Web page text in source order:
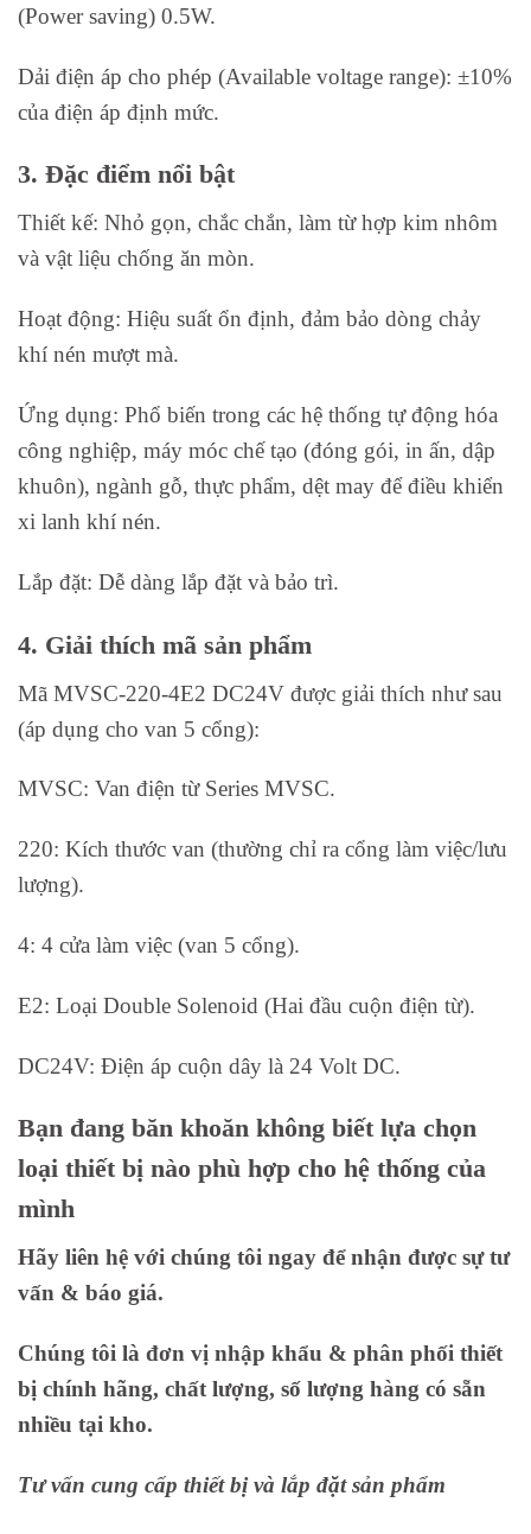
(Power saving) 0.5W.
Dải điện áp cho phép (Available voltage range): ±10%
của điện áp định mức.
3. Đặc điểm nổi bật
Thiết kế: Nhỏ gọn, chắc chắn, làm từ hợp kim nhôm
và vật liệu chống ăn mòn.
Hoạt động: Hiệu suất ổn định, đảm bảo dòng chảy
khí nén mượt mà.
Ứng dụng: Phổ biến trong các hệ thống tự động hóa
công nghiệp, máy móc chế tạo (đóng gói, in ấn, dập
khuôn), ngành gỗ, thực phẩm, dệt may để điều khiển
xi lanh khí nén.
Lắp đặt: Dễ dàng lắp đặt và bảo trì.
4. Giải thích mã sản phẩm
Mã MVSC-220-4E2 DC24V được giải thích như sau
(áp dụng cho van 5 cổng):
MVSC: Van điện từ Series MVSC.
220: Kích thước van (thường chỉ ra cổng làm việc/lưu
lượng).
4: 4 cửa làm việc (van 5 cổng).
E2: Loại Double Solenoid (Hai đầu cuộn điện từ).
DC24V: Điện áp cuộn dây là 24 Volt DC.
Bạn đang băn khoăn không biết lựa chọn
loại thiết bị nào phù hợp cho hệ thống của
mình
Hãy liên hệ với chúng tôi ngay để nhận được sự tư
vấn & báo giá.
Chúng tôi là đơn vị nhập khẩu & phân phối thiết
bị chính hãng, chất lượng, số lượng hàng có sẵn
nhiều tại kho.
Tư vấn cung cấp thiết bị và lắp đặt sản phẩm